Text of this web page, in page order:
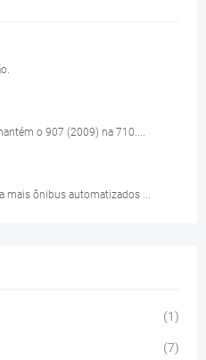
o 907 (2009) na 710....
mais ônibus automatizados ...
(1)
(7)